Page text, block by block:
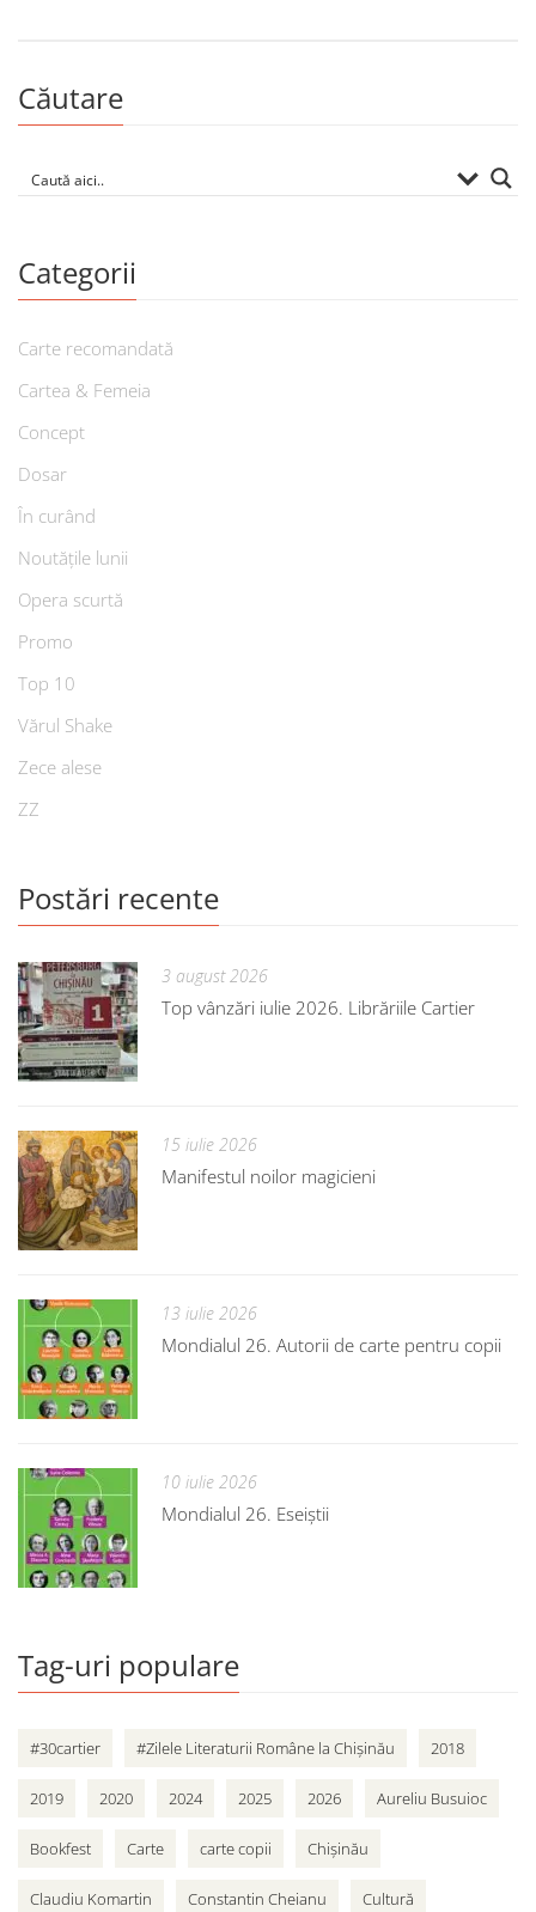
Căutare
Categorii
Carte recomandată
Cartea & Femeia
Concept
Dosar
În curând
Noutățile lunii
Opera scurtă
Promo
Top 10
Vărul Shake
Zece alese
ZZ
Postări recente
3 august 2026
Top vânzări iulie 2026. Librăriile Cartier
15 iulie 2026
Manifestul noilor magicieni
13 iulie 2026
Mondialul 26. Autorii de carte pentru copii
10 iulie 2026
Mondialul 26. Eseiștii
Tag-uri populare
#30cartier #Zilele Literaturii Române la Chișinău 2018
2019 2020 2024 2025 2026 Aureliu Busuioc
Bookfest Carte carte copii Chișinău
Claudiu Komartin Constantin Cheianu Cultură